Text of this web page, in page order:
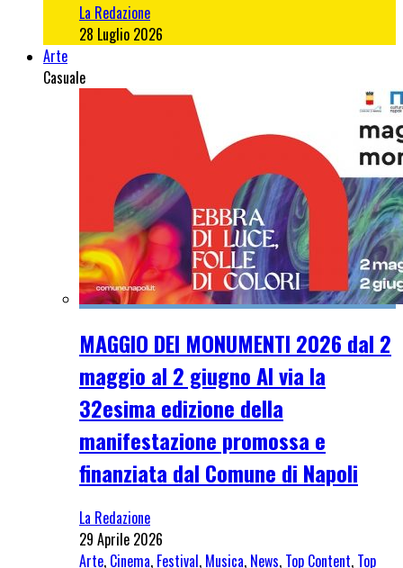
La Redazione
28 Luglio 2026
Arte
Casuale
MAGGIO DEI MONUMENTI 2026 dal 2
maggio al 2 giugno Al via la
32esima edizione della
manifestazione promossa e
finanziata dal Comune di Napoli
La Redazione
29 Aprile 2026
Arte, Cinema, Festival, Musica, News, Top Content, Top